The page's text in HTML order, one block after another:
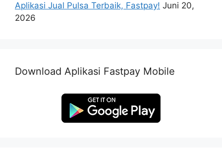
Aplikasi Jual Pulsa Terbaik, Fastpay! Juni 20,
2026
Download Aplikasi Fastpay Mobile